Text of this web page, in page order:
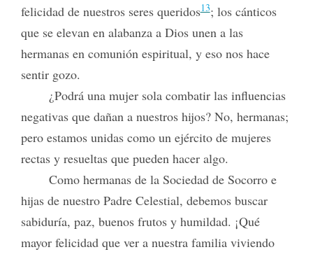
felicidad de nuestros seres queridos13; los cánticos
que se elevan en alabanza a Dios unen a las
hermanas en comunión espiritual, y eso nos hace
sentir gozo.
¿Podrá una mujer sola combatir las influencias
negativas que dañan a nuestros hijos? No, hermanas;
pero estamos unidas como un ejército de mujeres
rectas y resueltas que pueden hacer algo.
Como hermanas de la Sociedad de Socorro e
hijas de nuestro Padre Celestial, debemos buscar
sabiduría, paz, buenos frutos y humildad. ¡Qué
mayor felicidad que ver a nuestra familia viviendo